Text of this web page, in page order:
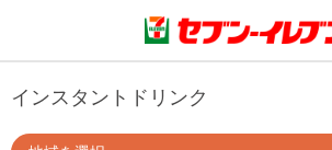
商品のご案内
インスタントドリンク